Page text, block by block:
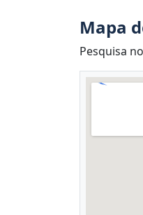
Mapa
Pesquisa